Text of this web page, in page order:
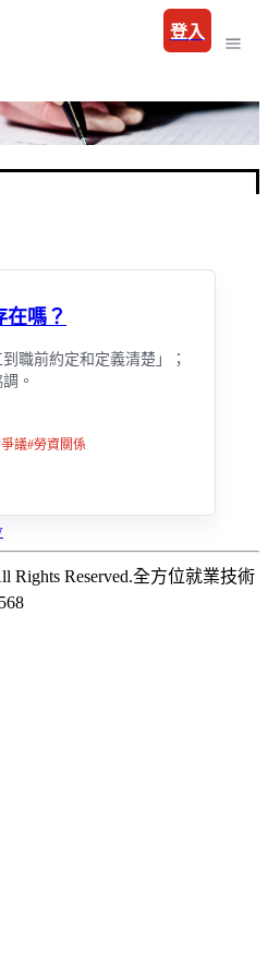
登入
嗎？
職前約定和定義清楚」；
。
議#勞資關係
Reserved.全方位就業技術